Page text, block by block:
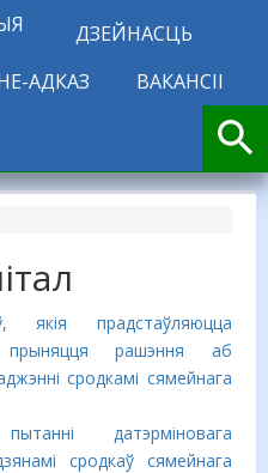
ДЗЕЙНАСЦЬ
АДКАЗ ВАКАНСІІ
якія прадстаўляюцца
прыняцця рашэння аб
сродкамі сямейнага
датэрміновага
сродкаў сямейнага